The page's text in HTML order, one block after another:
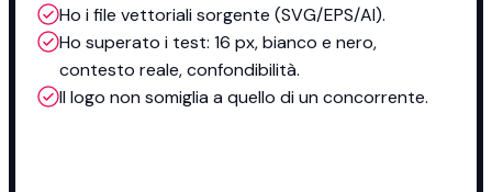
Ho i file vettoriali sorgente (SVG/EPS/AI).
Ho superato i test: 16 px, bianco e nero,
contesto reale, confondibilità.
Il logo non somiglia a quello di un concorrente.